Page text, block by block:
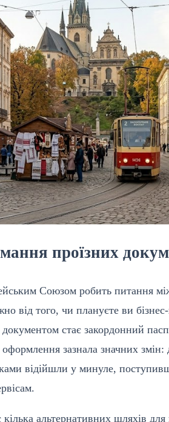
проїзних
Союзом робить питання
від того, чи плануєте ви
стає закордонний
зазнала значних змін:
відійшли у минуле,
альтернативних шляхів